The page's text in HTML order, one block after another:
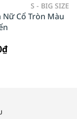
S - BIG SIZE
Nữ Cổ Tròn Màu